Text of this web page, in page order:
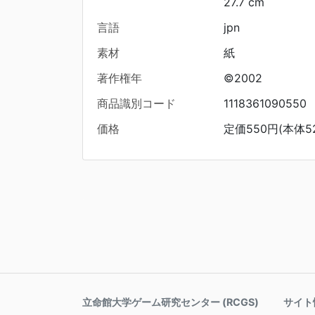
言語
jpn
素材
紙
著作権年
©2002
商品識別コード
1118361090550
価格
定価550円(本体
立命館大学ゲーム研究センター (RCGS) サイト